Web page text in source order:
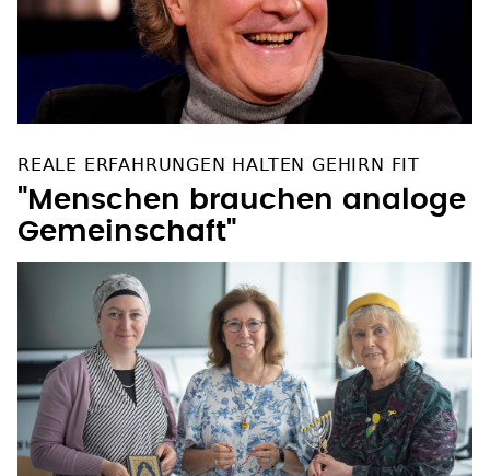
REALE ERFAHRUNGEN HALTEN GEHIRN FIT
"Menschen brauchen analoge
Gemeinschaft"